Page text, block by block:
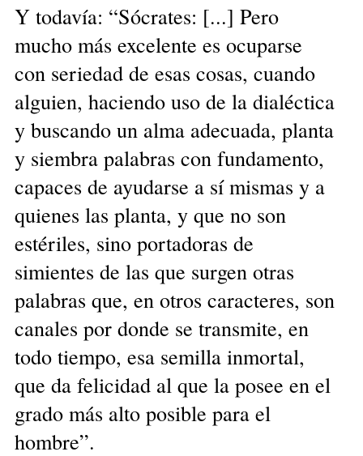
Y todavía: “Sócrates: [...] Pero
mucho más excelente es ocuparse
con seriedad de esas cosas, cuando
alguien, haciendo uso de la dialéctica
y buscando un alma adecuada, planta
y siembra palabras con fundamento,
capaces de ayudarse a sí mismas y a
quienes las planta, y que no son
estériles, sino portadoras de
simientes de las que surgen otras
palabras que, en otros caracteres, son
canales por donde se transmite, en
todo tiempo, esa semilla inmortal,
que da felicidad al que la posee en el
grado más alto posible para el
hombre”.